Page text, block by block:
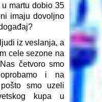
martu dobio 35
imaju dovoljno
iz veslanja, a
cele sezone na
četvoro smo
i na
smo uzeli
kupa u